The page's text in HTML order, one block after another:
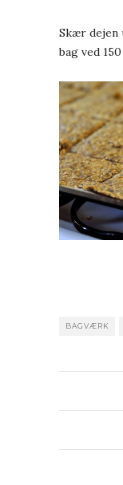
Skær dejen
bag ved
BAGVÆRK